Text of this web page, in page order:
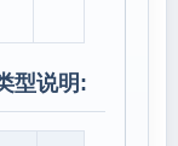
型说明: